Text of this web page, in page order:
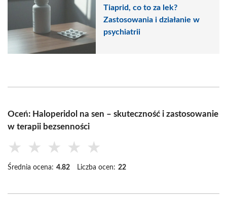
Tiaprid, co to za lek?
Zastosowania i działanie w
psychiatrii
Oceń: Haloperidol na sen – skuteczność i zastosowanie
w terapii bezsenności
★ ★ ★ ★ ★
Średnia ocena: 4.82 Liczba ocen: 22